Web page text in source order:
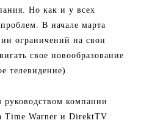
Но как и у всех
В начале марта
ограничений на свои
свое новообразование
телевидение).
компании
Time Warner и DirektTV